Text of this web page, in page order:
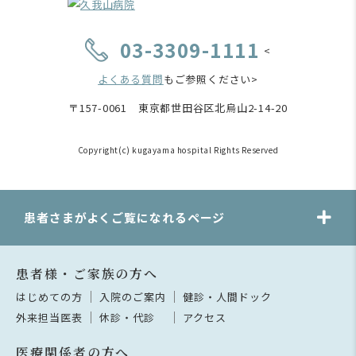
03-3309-1111 <
よくある質問もご参照ください>
〒157-0061 東京都世田谷区北烏山2-14-20
Copyright(c) kugayama hospital Rights Reserved
患者さまがよくご覧になれるページ
患者様・ご家族の方へ
はじめての方 入院のご案内
健診・人間ドック
外来担当医表
休診・代診 アクセス